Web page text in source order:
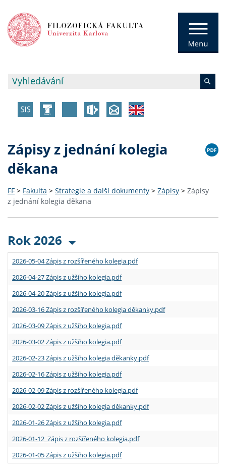
Zápisy z jednání kolegia
děkana
FF > Fakulta > Strategie a další dokumenty > Zápisy > Zápisy
z jednání kolegia děkana
Rok 2026
2026-05-04 Zápis z rozšířeného kolegia.pdf
2026-04-27 Zápis z užšího kolegia.pdf
2026-04-20 Zápis z užšího kolegia.pdf
2026-03-16 Zápis z rozšířeného kolegia děkanky.pdf
2026-03-09 Zápis z užšího kolegia.pdf
2026-03-02 Zápis z užšího kolegia.pdf
2026-02-23 Zápis z užšího kolegia děkanky.pdf
2026-02-16 Zápis z užšího kolegia.pdf
2026-02-09 Zápis z rozšířeného kolegia.pdf
2026-02-02 Zápis z užšího kolegia děkanky.pdf
2026-01-26 Zápis z užšího kolegia.pdf
2026-01-12 Zápis z rozšířeného kolegia.pdf
2026-01-05 Zápis z užšího kolegia.pdf